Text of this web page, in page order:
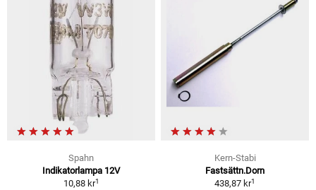
Spahn
Indikatorlampa 12V
10,88 kr1
Kern-Stabi
Fastsättn.Dorn
438,87 kr1